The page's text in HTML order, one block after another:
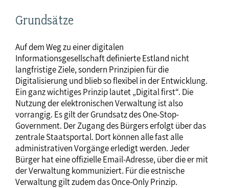
Grundsätze
Auf dem Weg zu einer digitalen
Informationsgesellschaft definierte Estland nicht
langfristige Ziele, sondern Prinzipien für die
Digitalisierung und blieb so flexibel in der Entwicklung.
Ein ganz wichtiges Prinzip lautet „Digital first“. Die
Nutzung der elektronischen Verwaltung ist also
vorrangig. Es gilt der Grundsatz des One-Stop-
Government. Der Zugang des Bürgers erfolgt über das
zentrale Staatsportal. Dort können alle fast alle
administrativen Vorgänge erledigt werden. Jeder
Bürger hat eine offizielle Email-Adresse, über die er mit
der Verwaltung kommuniziert. Für die estnische
Verwaltung gilt zudem das Once-Only Prinzip.